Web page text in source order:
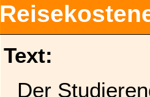
Text:
Der